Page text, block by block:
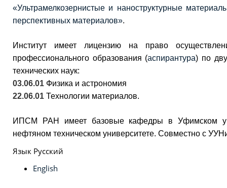
«Ультрамелкозернистые и наноструктурные
перспективных материалов».
Институт имеет лицензию на право
профессионального образования (аспирантура) по
технических наук:
03.06.01 Физика и астрономия
22.06.01 Технологии материалов.
ИПСМ РАН имеет базовые кафедры в Уфимском
нефтяном техническом университете. Совместно с
Язык Русский
English